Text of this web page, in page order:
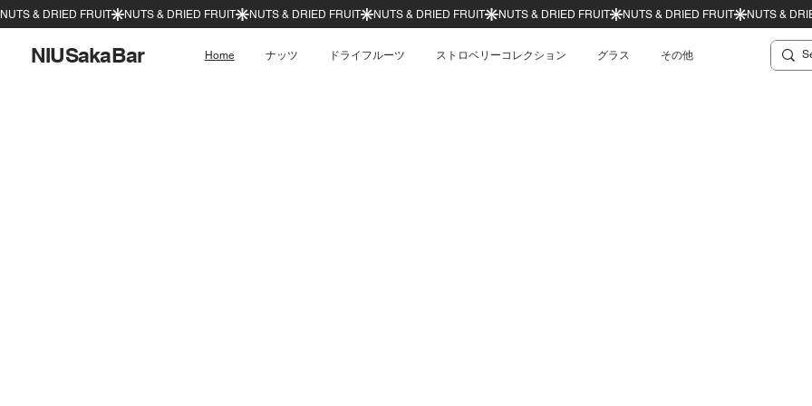
NIUSakaBar Home ナッツ ドライフルーツ ストロベリーコレクション グラス その他